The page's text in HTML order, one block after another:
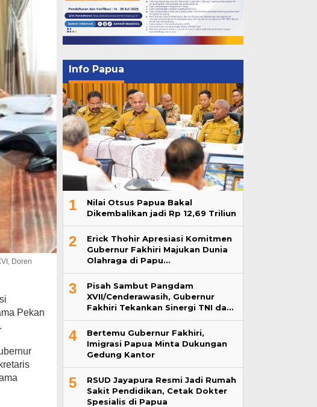
Doren
Pekan
Info Papua
1
Nilai Otsus Papua Bakal
Dikembalikan jadi Rp 12,69 Triliun
2
Erick Thohir Apresiasi Komitmen
Gubernur Fakhiri Majukan Dunia
Olahraga di Papu…
3
Pisah Sambut Pangdam
XVII/Cenderawasih, Gubernur
Fakhiri Tekankan Sinergi TNI da…
4
Bertemu Gubernur Fakhiri,
Imigrasi Papua Minta Dukungan
Gedung Kantor
5
RSUD Jayapura Resmi Jadi Rumah
Sakit Pendidikan, Cetak Dokter
Spesialis di Papua